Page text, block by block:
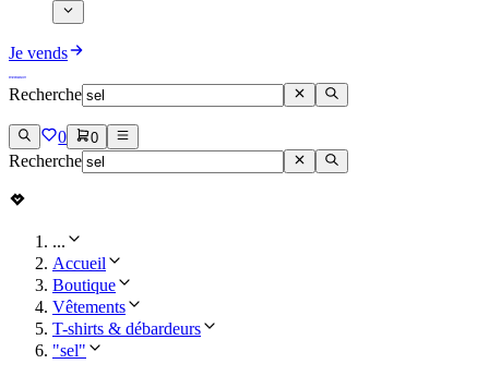
Je vends
Recherche
0 0
Recherche
...
Accueil
Boutique
Vêtements
T-shirts & débardeurs
"sel"